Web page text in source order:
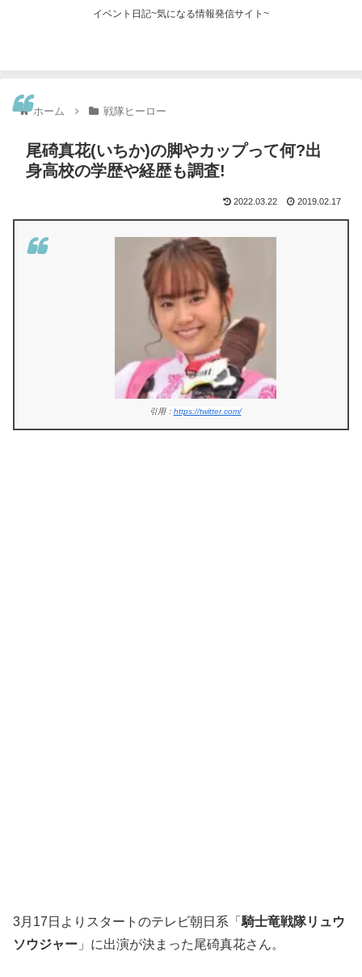
イベント日記~気になる情報発信サイト~
ホーム 戦隊ヒーロー
尾碕真花(いちか)の脚やカップって何?出
身高校の学歴や経歴も調査!
2022.03.22 2019.02.17
引用： https://twitter.com/
3月17日よりスタートのテレビ朝日系「 騎士竜戦隊リュウ
ソウジャー 」に出演が決まった尾碕真花さん。